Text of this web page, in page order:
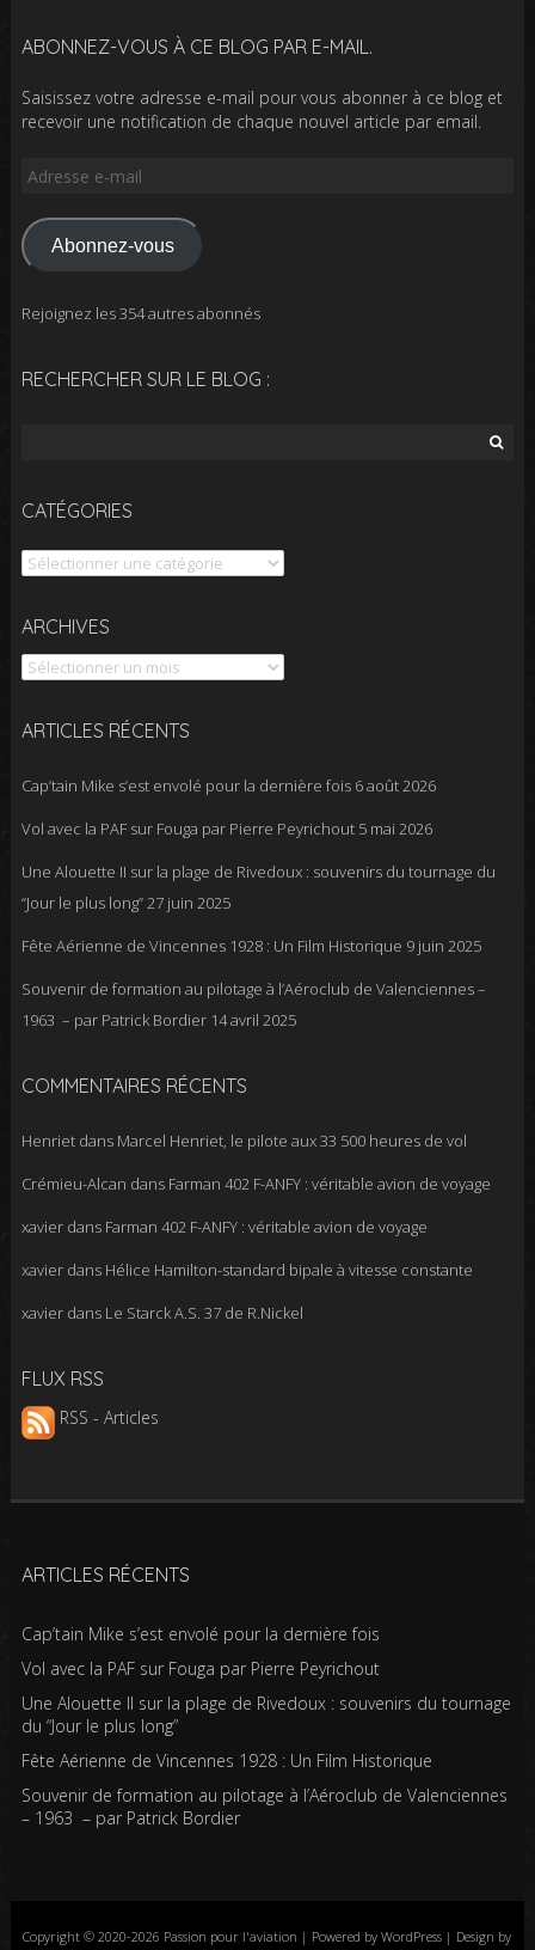
ABONNEZ-VOUS À CE BLOG PAR E-MAIL.
Saisissez votre adresse e-mail pour vous abonner à ce blog et
recevoir une notification de chaque nouvel article par email.
Adresse
mail
Abonnez-vous
Rejoignez les 354 autres abonnés
RECHERCHER SUR LE BLOG :
CATÉGORIES
Catégories
ARCHIVES
Archives
ARTICLES RÉCENTS
Cap’tain Mike s’est envolé pour la dernière fois 6 août 2026
Vol avec la PAF sur Fouga par Pierre Peyrichout 5 mai 2026
Une Alouette II sur la plage de Rivedoux : souvenirs du tournage du
“Jour le plus long”27 juin 2025
Fête Aérienne de Vincennes 1928 : Un Film Historique 9 juin 2025
Souvenir de formation au pilotage à l’Aéroclub de Valenciennes –
1963 – par Patrick Bordier 14 avril 2025
COMMENTAIRES RÉCENTS
Henrietdans Marcel Henriet, le pilote aux 33 500 heures de vol
Crémieu-Alcan dans Farman 402 F-ANFY : véritable avion de voyage
xavierdans Farman 402 F-ANFY : véritable avion de voyage
xavierdans Hélice Hamilton-standard bipale à vitesse constante
xavierdans Le Starck A.S. 37 de R.Nickel
FLUX RSS
RSS - Articles
ARTICLES RÉCENTS
Cap’tain Mike s’est envolé pour la dernière fois
Vol avec la PAF sur Fouga par Pierre Peyrichout
Une Alouette II sur la plage de Rivedoux : souvenirs du tournage
du “Jour le plus long”
Fête Aérienne de Vincennes 1928 : Un Film Historique
Souvenir de formation au pilotage à l’Aéroclub de Valenciennes
– 1963 – par Patrick Bordier
Copyright © 2020-2026 Passion pour l'aviation | Powered by WordPress | Design by